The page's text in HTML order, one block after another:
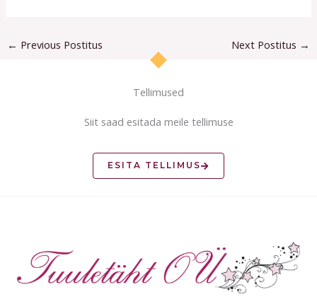
← Previous Postitus Next Postitus →
Tellimused
Siit saad esitada meile tellimuse
ESITA TELLIMUS